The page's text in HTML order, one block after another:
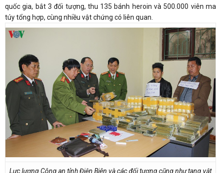
quốc gia, bắt 3 đối tượng, thu 135 bánh heroin và 500.000 viên ma
túy tổng hợp, cùng nhiều vật chứng có liên quan.
Lực lượng Công an tỉnh Điện Biên và các đối tượng cũng như tang vật